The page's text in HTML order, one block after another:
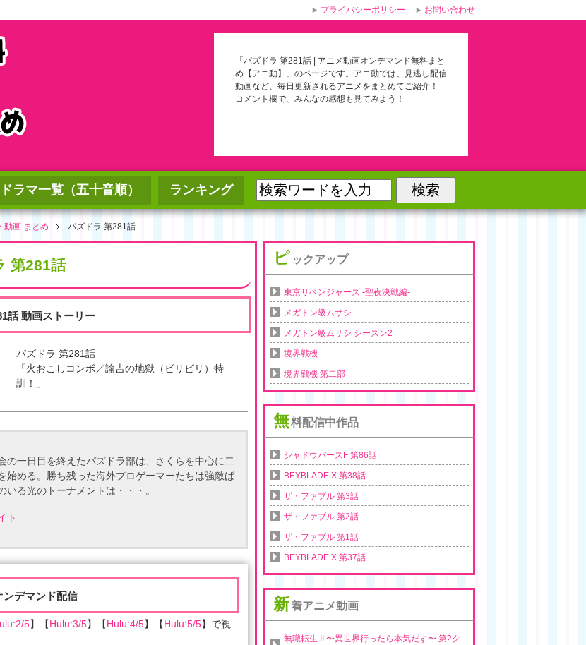
「パズドラ 第281話 | アニメ動画オンデマンド無料まと
め【アニ動】」のページです。アニ動では、見逃し配信
動画など、毎日更新されるアニメをまとめてご紹介！
コメント欄で、みんなの感想も見てみよう！
ドラマ一覧（五十音順） ランキング
動画 まとめ パズドラ 第281話
第281話
話 動画ストーリー
パズドラ 第281話
「火おこしコンボ／諭吉の地獄（ビリビリ）特
訓！
」
の一日目を終えたパズドラ部は、さくらを中心に二
始める。勝ち残った海外プロゲーマーたちは強敵ば
いる光のトーナメントは・・・。
ト
ンデマンド配信
5】【Hulu:3/5】【Hulu:4/5】【Hulu:5/5】で視
ピ ックアップ
東京リベンジャーズ -聖夜決戦編-
メガトン級ムサシ
メガトン級ムサシ シーズン2
境界戦機
境界戦機 第二部
無料配信中作品
シャドウバースF 第86話
BEYBLADE X 第38話
ザ・ファブル 第3話
ザ・ファブル 第2話
ザ・ファブル 第1話
BEYBLADE X 第37話
新着アニメ動画
無職転生 II 〜異世界行ったら本気だす〜 第2ク
プライバシーポリシー お問い合わせ